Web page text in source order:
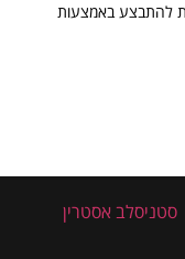
להתבצע באמצעות
סטניסלב אסטרין